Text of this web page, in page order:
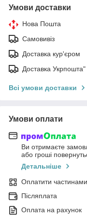
Умови доставки
Нова Пошта
Самовивіз
Доставка кур'єром
Доставка Укрпошта"
Всі умови доставки
Умови оплати
Ви отримаєте
або гроші
Детальніше
Оплатити частинами
Післяплата
Оплата на рахунок